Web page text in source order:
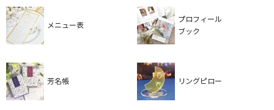
メニュー表
プロフィール
ブック
芳名帳 リングピロー